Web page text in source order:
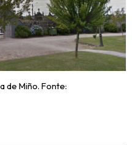
de Miño. Fonte: